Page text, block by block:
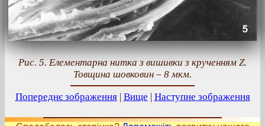
Рис. 5. Елементарна нитка з вишивки з крученням Z.
Товщина шовковин – 8 мкм.
Попереднє зображення| Вище Наступне зображення